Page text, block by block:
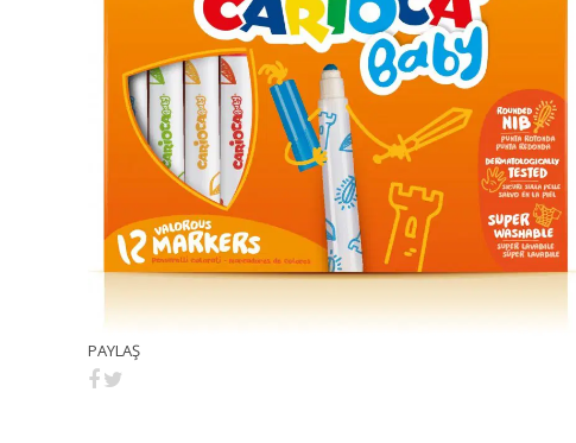
PAYLAŞ